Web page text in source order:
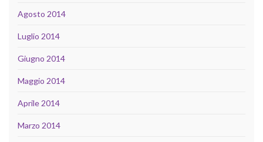
Agosto 2014
Luglio 2014
Giugno 2014
Maggio 2014
Aprile 2014
Marzo 2014